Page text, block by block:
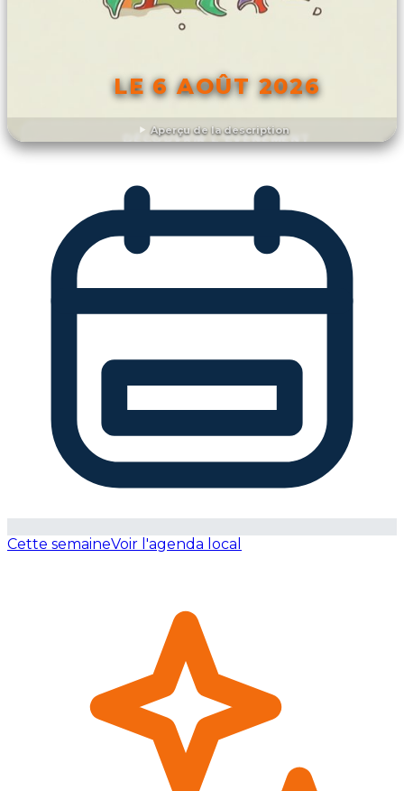
Aperçu de la description
LE 6 AOÛT 2026
DÉCOUVRIR L'ÉVÉNEMENT
Cette semaineVoir l'agenda local